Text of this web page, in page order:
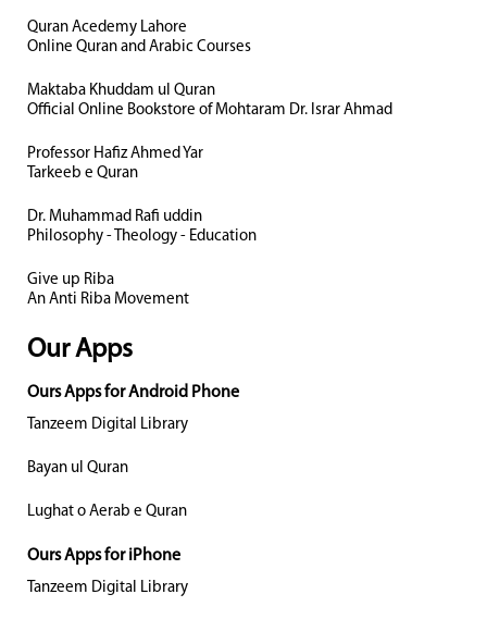
Quran Acedemy Lahore
Online Quran and Arabic Courses
Maktaba Khuddam ul Quran
Official Online Bookstore of Mohtaram Dr. Israr Ahmad
Professor Hafiz Ahmed Yar
Tarkeeb e Quran
Dr. Muhammad Rafi uddin
Philosophy - Theology - Education
Give up Riba
An Anti Riba Movement
Our Apps
Ours Apps for Android Phone
Tanzeem Digital Library
Bayan ul Quran
Lughat o Aerab e Quran
Ours Apps for iPhone
Tanzeem Digital Library